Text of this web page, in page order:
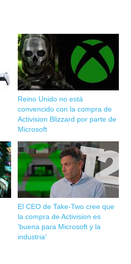
Reino Unido no está
convencido con la compra de
Activision Blizzard por parte de
Microsoft
El CEO de Take-Two cree que
la compra de Activision es
'buena para Microsoft y la
industria'